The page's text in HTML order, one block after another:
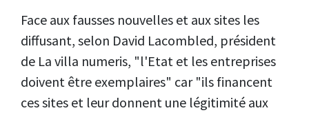
Face aux fausses nouvelles et aux sites les
diffusant, selon David Lacombled, président
de La villa numeris, "l'Etat et les entreprises
doivent être exemplaires" car "ils financent
ces sites et leur donnent une légitimité aux